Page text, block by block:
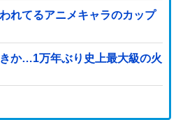
れてるアニメキャラのカップ
か…1万年ぶり史上最大級の火